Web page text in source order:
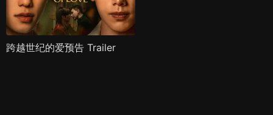
跨越世纪的爱预告 Trailer